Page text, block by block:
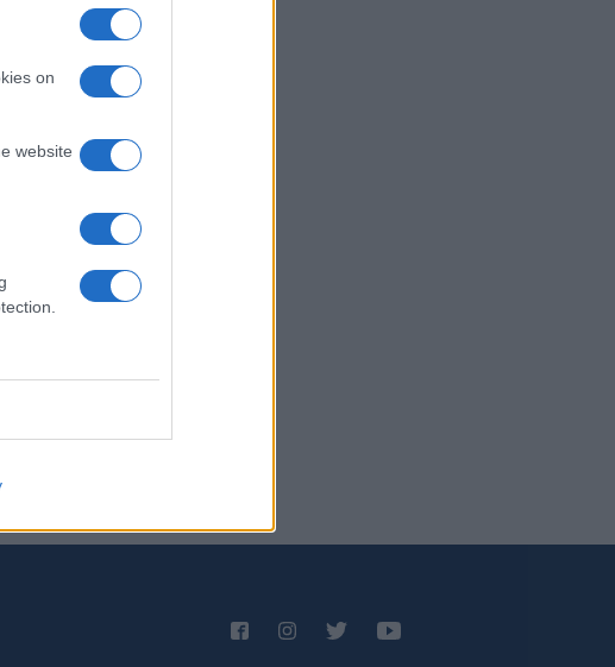
on
website
06/08/26 - 22:47
Από τα πλαστά διαβατήρια στα δίκτυα
διακίνησης: Ο ρόλος της Τουρκίας
διαδρομές
ΕΛΛΑΔΑ
Marfin: Έφθασε στην Ελλάδα η
46χρονη κατηγορούμενη - Ενώπιον της
Εισαγγελίας την Παρασκευή
ΑΜΥΝΑ
αεροσκάφους
ΓΕΕΘΑ: Σοβαρές τουρκικές
προκλήσεις στο Αιγαίο, με οπλισμένα